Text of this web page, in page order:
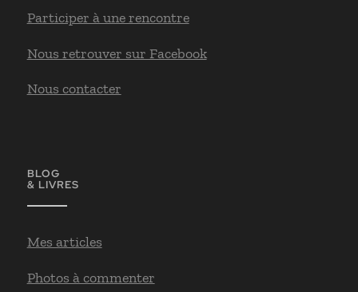
Participer à une rencontre
Nous retrouver sur Facebook
Nous contacter
BLOG
& LIVRES
Mes articles
Photos à commenter